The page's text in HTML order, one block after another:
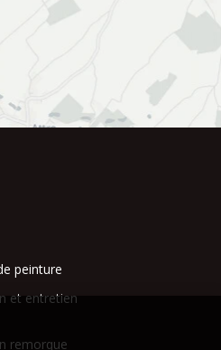
peinture
et entretien
remorque